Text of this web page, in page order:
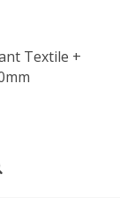
Textile +